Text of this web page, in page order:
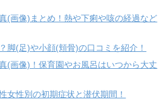
(画像)まとめ！熱や下痢や咳の経過など
脚(足)や小顔(頬骨)の口コミを紹介！
(画像)！保育園やお風呂はいつから大丈
女性別の初期症状と潜伏期間！